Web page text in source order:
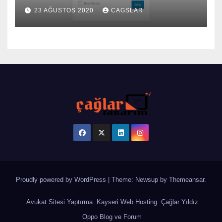
23 AĞUSTOS 2020 CAGSLAR
Proudly powered by WordPress Theme: Newsup by Themeansar.
Avukat Sitesi Yaptırma Kayseri Web Hosting Çağlar Yıldız
Oppo Blog ve Forum